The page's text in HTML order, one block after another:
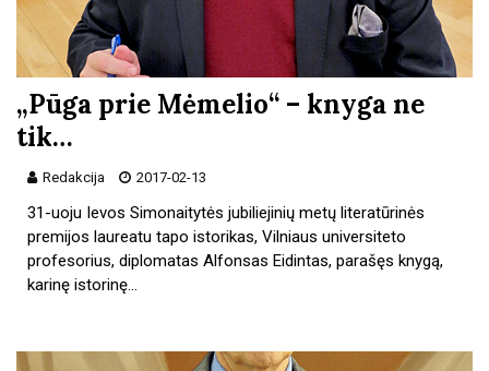
„Pūga prie Mėmelio“ – knyga ne
tik…
Redakcija 2017-02-13
31-uoju Ievos Simonaitytės jubiliejinių metų literatūrinės
premijos laureatu tapo istorikas, Vilniaus universiteto
profesorius, diplomatas Alfonsas Eidintas, parašęs knygą,
karinę istorinę…